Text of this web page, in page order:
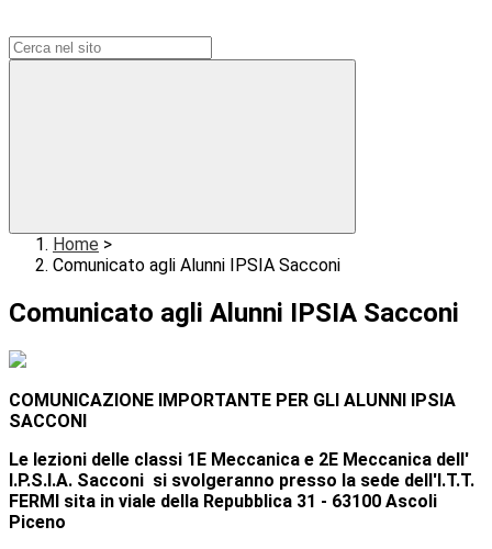
Home >
Comunicato agli Alunni IPSIA Sacconi
Comunicato agli Alunni IPSIA Sacconi
COMUNICAZIONE IMPORTANTE PER GLI ALUNNI IPSIA
SACCONI
Le lezioni delle classi 1E Meccanica e 2E Meccanica dell'
I.P.S.I.A. Sacconi si svolgeranno presso la sede dell'I.T.T.
FERMI sita in viale della Repubblica 31 - 63100 Ascoli
Piceno